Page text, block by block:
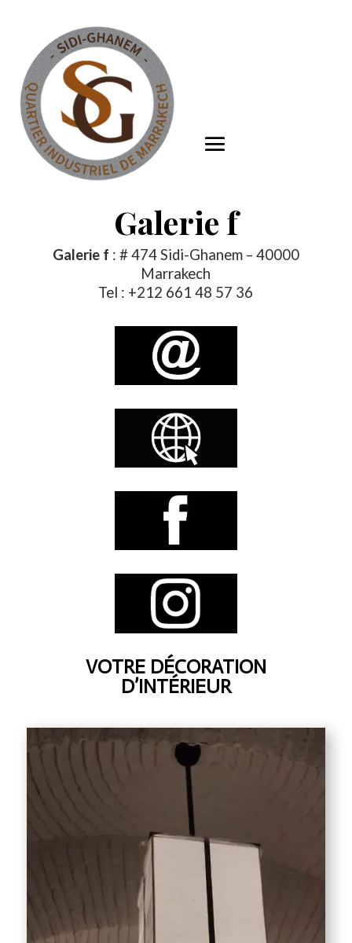
Galerie f
Galerie f : # 474 Sidi-Ghanem – 40000
Marrakech
Tel : +212 661 48 57 36
VOTRE DÉCORATION
D’INTÉRIEUR